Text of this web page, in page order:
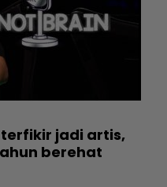
jadi artis,
berehat